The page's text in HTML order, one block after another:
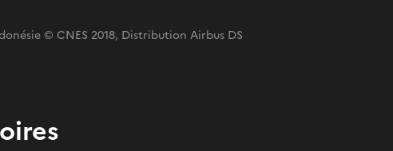
© CNES 2018, Distribution Airbus DS